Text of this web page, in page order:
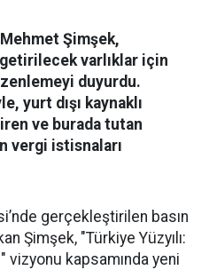
Şimşek,
getirilecek varlıklar için
duyurdu.
yurt dışı kaynaklı
ve burada tutan
vergi istisnaları
gerçekleştirilen basın
Şimşek, "Türkiye Yüzyılı:
vizyonu kapsamında yeni